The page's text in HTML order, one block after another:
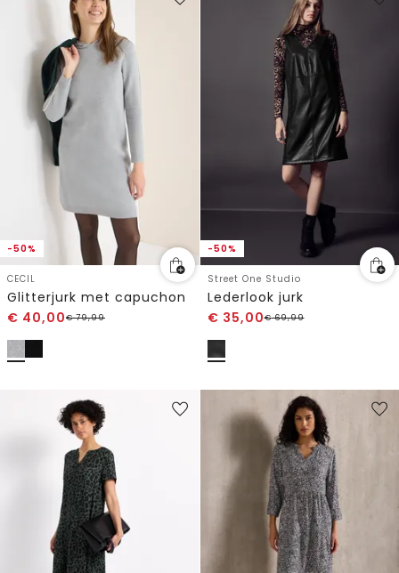
-50%
CECIL
Glitterjurk met capuchon
€ 40,00€79,99
-50%
Street One Studio
Lederlook jurk
€ 35,00€69,99